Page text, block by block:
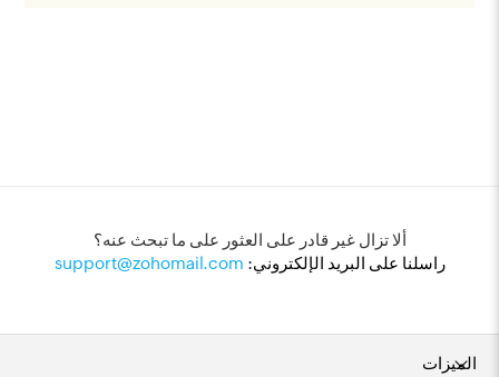
ألا تزال غير قادر على العثور على ما تبحث عنه؟
راسلنا على البريد الإلكتروني: support@zohomail.com
الميزات